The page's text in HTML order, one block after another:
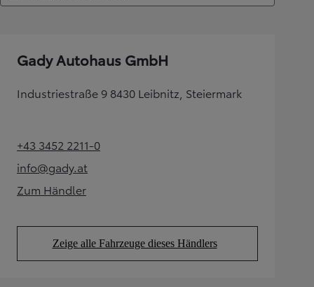
Gady Autohaus GmbH
Industriestraße 9 8430 Leibnitz, Steiermark
+43 3452 2211-0(Opens in new tab)
info@gady.at(Opens in new tab)
Zum Händler(Opens in new tab)
Zeige alle Fahrzeuge dieses Händlers
(Opens in new tab)